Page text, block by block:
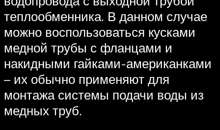
теплообменника. В данном случае
можно воспользоваться кусками
медной трубы с фланцами и
накидными гайками-американками
– их обычно применяют для
монтажа системы подачи воды из
медных труб.